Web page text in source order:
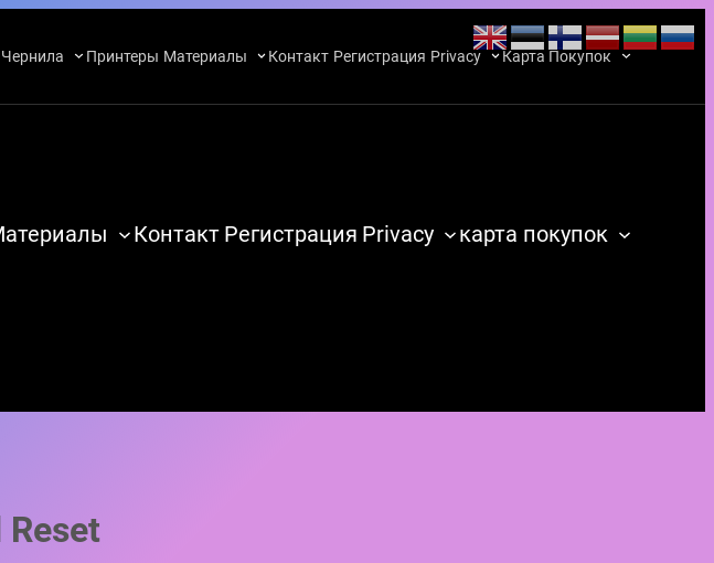
Чернила Принтеры Материалы Контакт Регистрация Privacy Карта Покупок
Контакт Регистрация Privacy карта покупок